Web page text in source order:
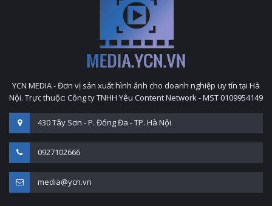
YCN MEDIA - Đơn vị sản xuất hình ảnh cho doanh nghiệp uy tín tại Hà
Nội. Trực thuộc: Công ty TNHH Yêu Content Network - MST 0109954149
430 Tây Sơn - P. Đống Đa - TP. Hà Nội
0927102666
media@ycn.vn